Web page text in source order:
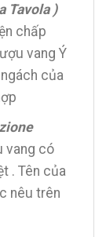
Tavola )
chấp
vang Ý
của
vang có
. Tên của
nêu trên